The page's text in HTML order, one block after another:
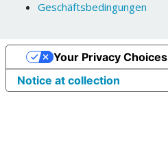
Geschäftsbedingungen
Notice at collection
Your Privacy Choices